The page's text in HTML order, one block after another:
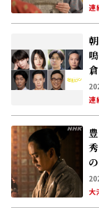
連
連
大